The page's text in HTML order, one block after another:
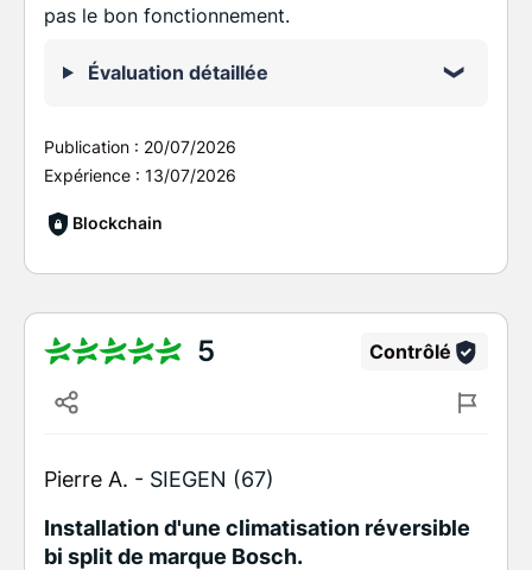
pas le bon fonctionnement.
Évaluation détaillée
Publication : 20/07/2026
Expérience : 13/07/2026
Blockchain
5 Contrôlé
Pierre A. - SIEGEN (67)
Installation d'une climatisation réversible
bi split de marque Bosch.